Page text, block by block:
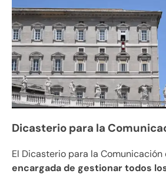
Dicasterio para la
El Dicasterio para la
encargada de gestionar todos